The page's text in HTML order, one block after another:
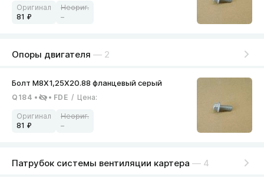
81 –
Опоры двигателя — 2
Q184 FDE / Цена:
81 –
Патрубок системы вентиляции картера — 4